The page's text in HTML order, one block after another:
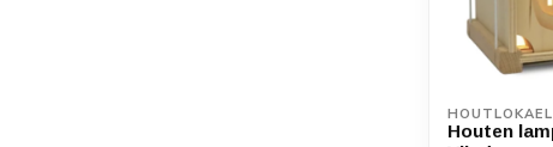
HOUTLOKAEL
Houten